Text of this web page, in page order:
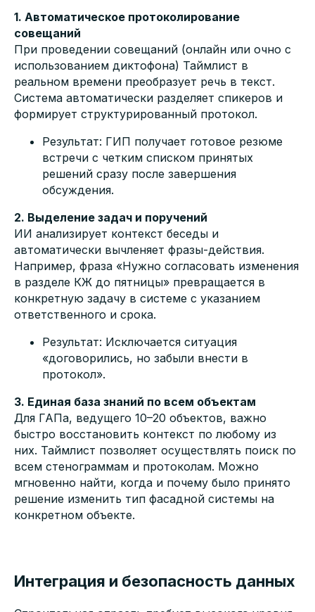
1. Автоматическое протоколирование
совещаний
При проведении совещаний (онлайн или очно с
использованием диктофона) Таймлист в
реальном времени преобразует речь в текст.
Система автоматически разделяет спикеров и
формирует структурированный протокол.
Результат: ГИП получает готовое резюме
встречи с четким списком принятых
решений сразу после завершения
обсуждения.
2. Выделение задач и поручений
ИИ анализирует контекст беседы и
автоматически вычленяет фразы-действия.
Например, фраза «Нужно согласовать изменения
в разделе КЖ до пятницы» превращается в
конкретную задачу в системе с указанием
ответственного и срока.
Результат: Исключается ситуация
«договорились, но забыли внести в
протокол».
3. Единая база знаний по всем объектам
Для ГАПа, ведущего 10–20 объектов, важно
быстро восстановить контекст по любому из
них. Таймлист позволяет осуществлять поиск по
всем стенограммам и протоколам. Можно
мгновенно найти, когда и почему было принято
решение изменить тип фасадной системы на
конкретном объекте.
Интеграция и безопасность данных